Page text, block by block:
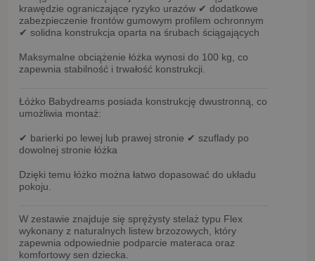
krawędzie ograniczające ryzyko urazów ✔ dodatkowe
zabezpieczenie frontów gumowym profilem ochronnym
✔ solidna konstrukcja oparta na śrubach ściągających
Maksymalne obciążenie łóżka wynosi do 100 kg , co
zapewnia stabilność i trwałość konstrukcji.
Łóżko Babydreams posiada konstrukcję dwustronną , co
umożliwia montaż:
✔ barierki po lewej lub prawej stronie ✔ szuflady po
dowolnej stronie łóżka
Dzięki temu łóżko można łatwo dopasować do układu
pokoju.
W zestawie znajduje się sprężysty stelaż typu Flex
wykonany z naturalnych listew brzozowych , który
zapewnia odpowiednie podparcie materaca oraz
komfortowy sen dziecka.